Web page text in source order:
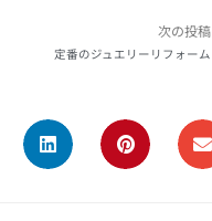
次の投稿
定番のジュエリーリフォーム